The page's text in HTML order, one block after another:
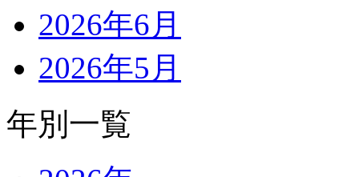
2026年6月
2026年5月
年別一覧